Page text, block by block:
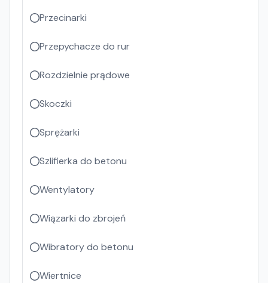
Przecinarki
Przepychacze do rur
Rozdzielnie prądowe
Skoczki
Sprężarki
Szlifierka do betonu
Wentylatory
Wiązarki do zbrojeń
Wibratory do betonu
Wiertnice